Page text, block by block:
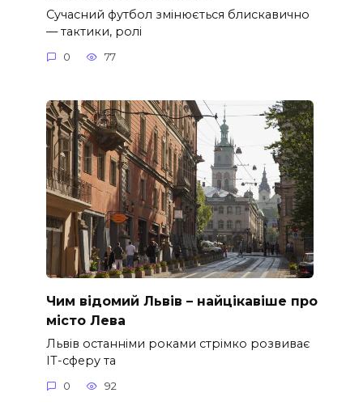
Сучасний футбол змінюється блискавично
— тактики, ролі
0 77
Чим відомий Львів – найцікавіше про
місто Лева
Львів останніми роками стрімко розвиває
ІТ-сферу та
0 92